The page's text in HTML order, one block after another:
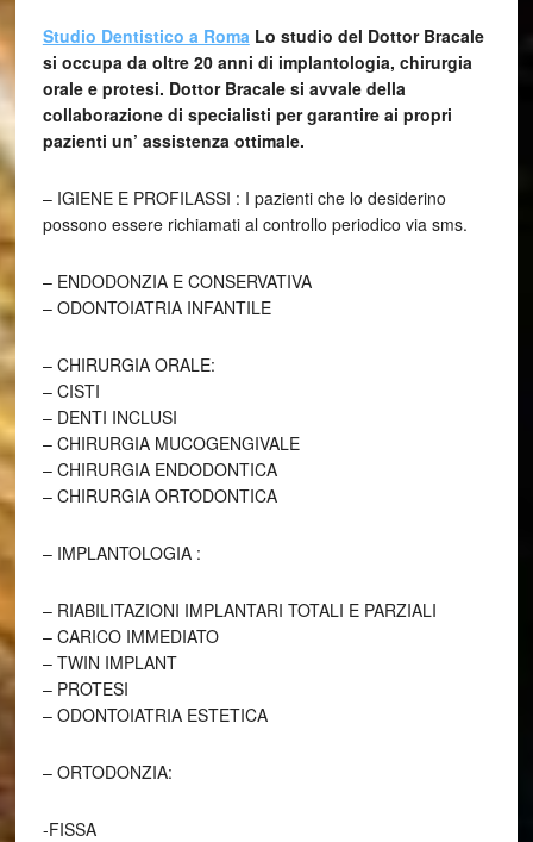
Studio Dentistico a Roma Lo studio del Dottor Bracale
si occupa da oltre 20 anni di implantologia, chirurgia
orale e protesi. Dottor Bracale si avvale della
collaborazione di specialisti per garantire ai propri
pazienti un’ assistenza ottimale.
– IGIENE E PROFILASSI : I pazienti che lo desiderino
possono essere richiamati al controllo periodico via sms.
– ENDODONZIA E CONSERVATIVA
– ODONTOIATRIA INFANTILE
– CHIRURGIA ORALE:
– CISTI
– DENTI INCLUSI
– CHIRURGIA MUCOGENGIVALE
– CHIRURGIA ENDODONTICA
– CHIRURGIA ORTODONTICA
– IMPLANTOLOGIA :
– RIABILITAZIONI IMPLANTARI TOTALI E PARZIALI
– CARICO IMMEDIATO
– TWIN IMPLANT
– PROTESI
– ODONTOIATRIA ESTETICA
– ORTODONZIA:
-FISSA